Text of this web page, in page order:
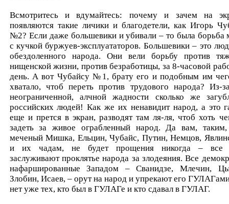
Всмотритесь и вдумайтесь: почему и зачем на
появляются такие личики и благодетели, как Игорь
№2? Если даже большевики и убивали – то была борьба
с кучкой буржуев-эксплуататоров. Большевики – это
обездоленного народа. Они вели борьбу против
нищенской жизни, против безработицы, за 8-часовой
день. А вот Чубайсу №1, брату его и подобным им
хватало, чтоб переть против трудового народа? Из-
неограниченной, алчной жадности сколько же
российских людей! Как же их ненавидит народ, а это
еще и прется в экран, разводят там ля-ля, чтоб хоть
задеть за живое ограбленный народ. Да вам,
меченый Мишка, Ельцин, Чубайс, Путин, Немцов,
и их чадам, не будет прощения никогда – все
заслуживают проклятье народа за злодеяния. Все
нафаршированные Западом – Сванидзе, Млечин,
Злобин, Исаев, – орут на народ и упрекают его
нет уже тех, кто был в ГУЛАГе и кто сдавал в ГУЛАГ.